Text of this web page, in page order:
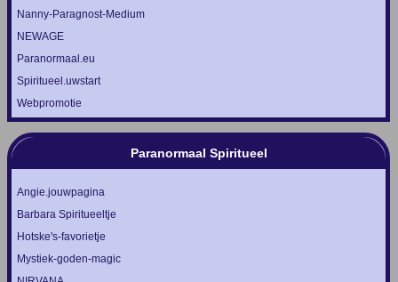
Nanny-Paragnost-Medium
NEWAGE
Paranormaal.eu
Spiritueel.uwstart
Webpromotie
Paranormaal Spiritueel
Angie.jouwpagina
Barbara Spiritueeltje
Hotske's-favorietje
Mystiek-goden-magic